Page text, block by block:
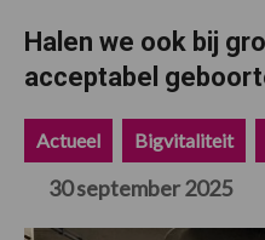
Halen we ook bij
acceptabel
Actueel Bigvitaliteit
30 september 2025